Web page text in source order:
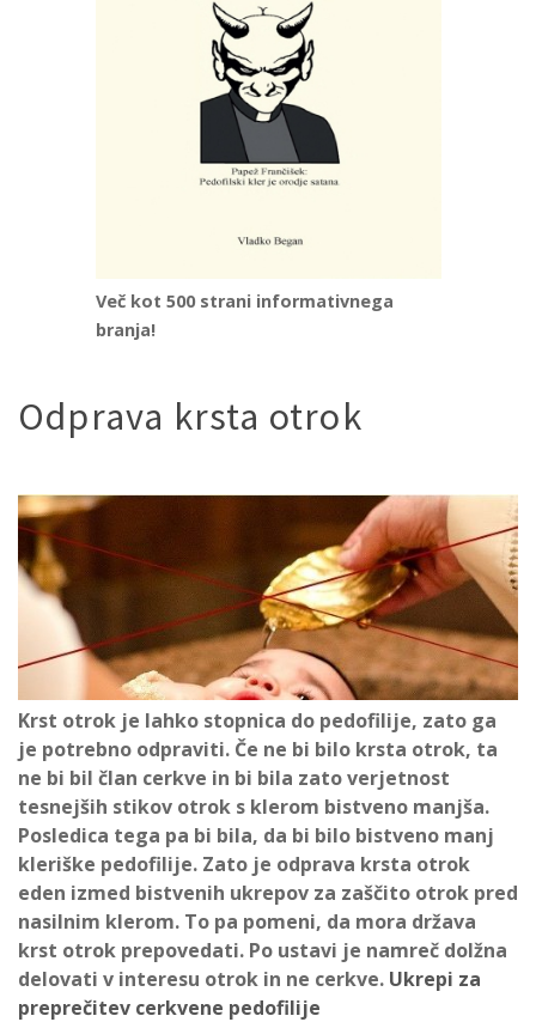
Več kot 500 strani informativnega
branja!
Odprava krsta otrok
Krst otrok je lahko stopnica do pedofilije, zato ga
je potrebno odpraviti. Če ne bi bilo krsta otrok, ta
ne bi bil član cerkve in bi bila zato verjetnost
tesnejših stikov otrok s klerom bistveno manjša.
Posledica tega pa bi bila, da bi bilo bistveno manj
kleriške pedofilije. Zato je odprava krsta otrok
eden izmed bistvenih ukrepov za zaščito otrok pred
nasilnim klerom. To pa pomeni, da mora država
krst otrok prepovedati. Po ustavi je namreč dolžna
delovati v interesu otrok in ne cerkve. Ukrepi za
preprečitev cerkvene pedofilije